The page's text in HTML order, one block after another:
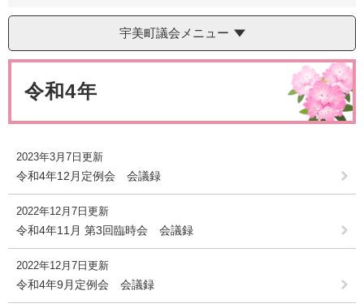
Multilingual（English・中文・한글）
宇美町議会メニュー
令和4年
2023年3月7日更新
令和4年12月定例会 会議録
2022年12月7日更新
令和4年11月 第3回臨時会 会議録
2022年12月7日更新
令和4年9月定例会 会議録